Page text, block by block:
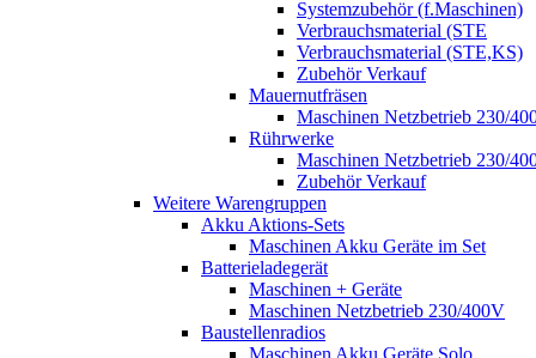
Systemzubehör (f.Maschinen)
Verbrauchsmaterial (STE
Verbrauchsmaterial (STE,KS)
Zubehör Verkauf
Mauernutfräsen
Maschinen Netzbetrieb 230/
Rührwerke
Maschinen Netzbetrieb 230/
Zubehör Verkauf
Weitere Warengruppen
Akku Aktions-Sets
Maschinen Akku Geräte im Set
Batterieladegerät
Maschinen + Geräte
Maschinen Netzbetrieb 230/400V
Baustellenradios
Maschinen Akku Geräte Solo